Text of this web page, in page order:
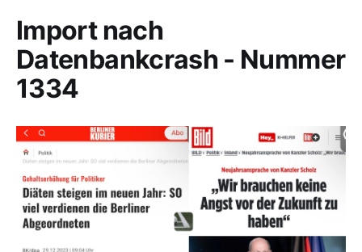
Import nach
Datenbankcrash - Nummer
1334